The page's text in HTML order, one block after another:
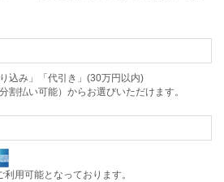
込み」「代引き」(30万円以内)
割払い可能）からお選びいただけます。
用可能となっております。